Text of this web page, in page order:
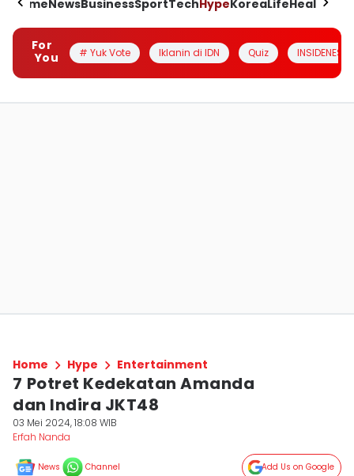
HomeNewsBusinessSportTechHypeKoreaLifeHealth
For
You
# Yuk Vote Iklanin di IDN Quiz INSIDENESIA
Home Hype Entertainment
7 ⁠Potret Kedekatan Amanda
dan Indira JKT48
03 Mei 2024, 18:08 WIB
Erfah Nanda
News Channel Add Us on Google